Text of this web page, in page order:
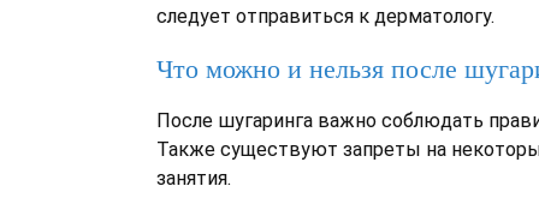
следует отправиться к дерматологу.
Что можно и нельзя после
После шугаринга важно соблюдать
Также существуют запреты на
занятия.